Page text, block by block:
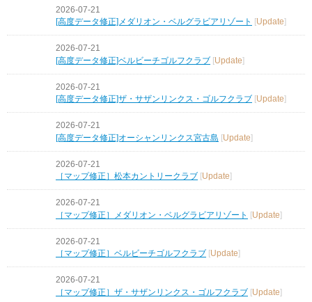
2026-07-21
[高度データ修正]メダリオン・ベルグラビアリゾート
Update
2026-07-21
[高度データ修正]ベルビーチゴルフクラブ [Update]
2026-07-21
[高度データ修正]ザ・サザンリンクス・ゴルフクラブ
Update
2026-07-21
[高度データ修正]オーシャンリンクス宮古島 [Update]
2026-07-21
［マップ修正］松本カントリークラブ
Update
2026-07-21
［マップ修正］メダリオン・ベルグラビアリゾート
[Update]
2026-07-21
［マップ修正］ベルビーチゴルフクラブ [Update]
2026-07-21
［マップ修正］ザ・サザンリンクス・ゴルフクラブ [Update]